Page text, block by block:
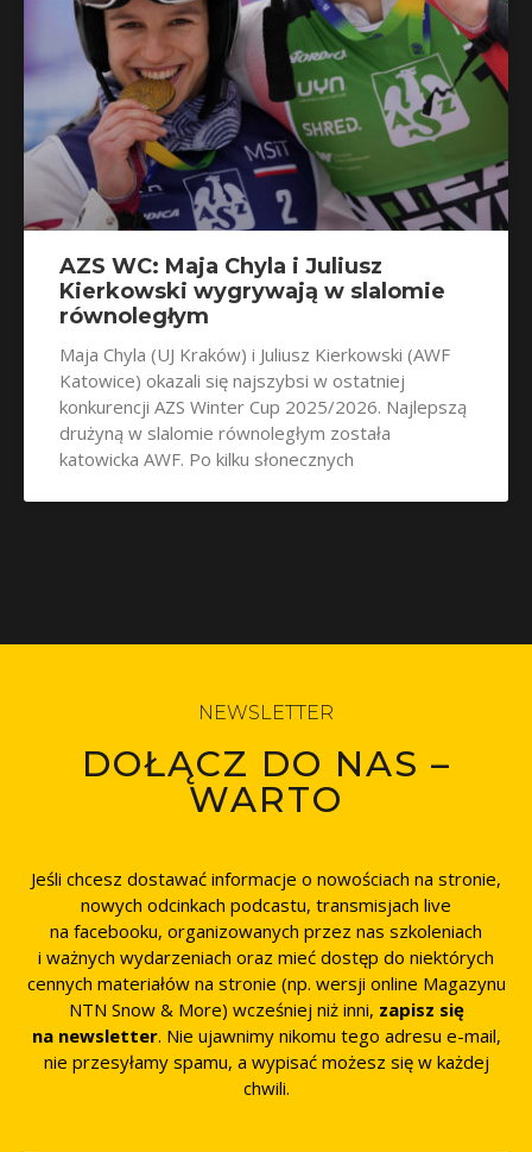
AZS WC: Maja Chyla i Juliusz
Kierkowski wygrywają w slalomie
równoległym
Maja Chyla (UJ Kraków) i Juliusz Kierkowski (AWF
Katowice) okazali się najszybsi w ostatniej
konkurencji AZS Winter Cup 2025/2026. Najlepszą
drużyną w slalomie równoległym została
katowicka AWF. Po kilku słonecznych
NEWSLETTER
DOŁĄCZ DO NAS –
WARTO
Jeśli chcesz dostawać informacje o nowościach na stronie,
nowych odcinkach podcastu, transmisjach live
na facebooku, organizowanych przez nas szkoleniach
i ważnych wydarzeniach oraz mieć dostęp do niektórych
cennych materiałów na stronie (np. wersji online Magazynu
NTN Snow & More) wcześniej niż inni, zapisz się
na newsletter. Nie ujawnimy nikomu tego adresu e-mail,
nie przesyłamy spamu, a wypisać możesz się w każdej
chwili.